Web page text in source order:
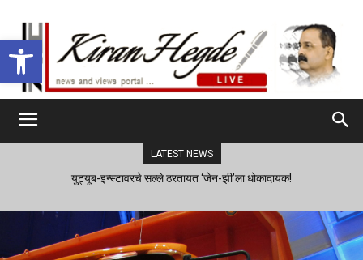
Open toolbar
LATEST NEWS
युट्यूब-इन्स्टावरचे सल्ले ठरतायत ‘जेन-झी’ला धोकादायक!